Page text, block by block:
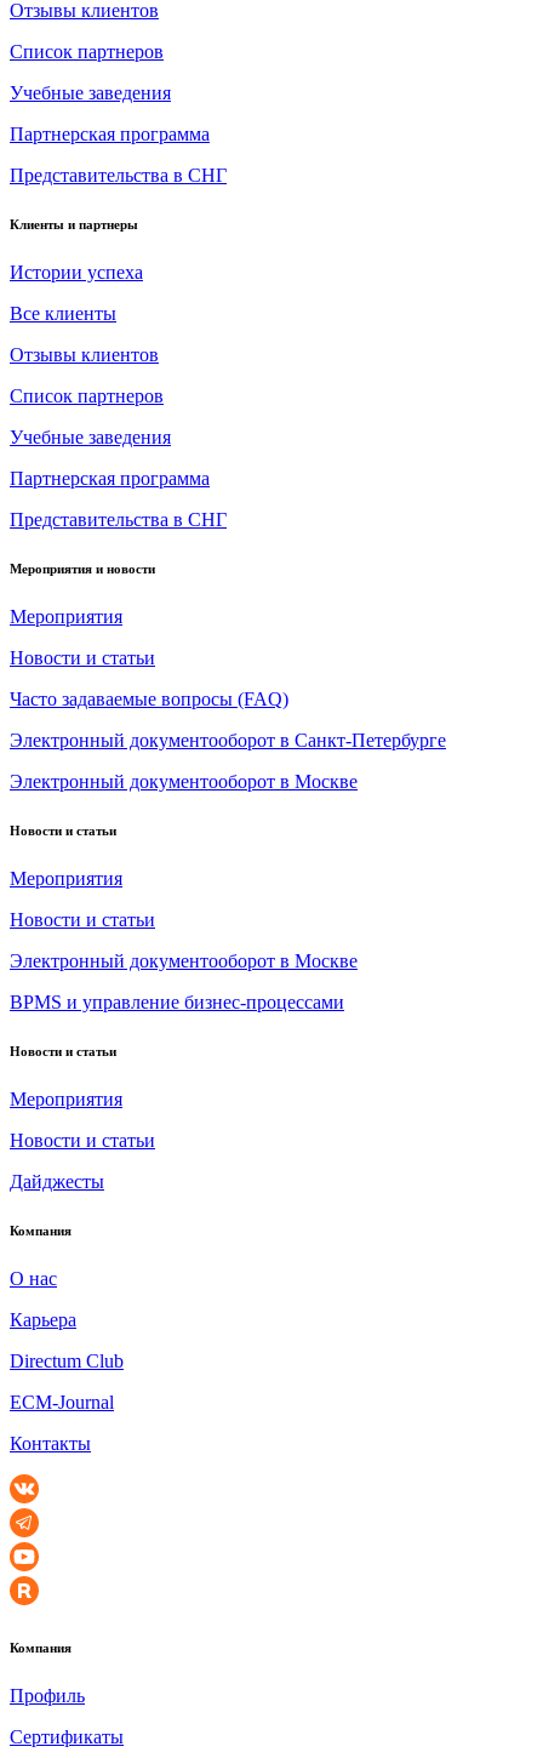
Отзывы клиентов
Список партнеров
Учебные заведения
Партнерская программа
Представительства в СНГ
Клиенты и партнеры
Истории успеха
Все клиенты
Отзывы клиентов
Список партнеров
Учебные заведения
Партнерская программа
Представительства в СНГ
Мероприятия и новости
Мероприятия
Новости и статьи
Часто задаваемые вопросы (FAQ)
Электронный документооборот в Санкт-Петербурге
Электронный документооборот в Москве
Новости и статьи
Мероприятия
Новости и статьи
Электронный документооборот в Москве
BPMS и управление бизнес-процессами
Новости и статьи
Мероприятия
Новости и статьи
Дайджесты
Компания
О нас
Карьера
Directum Club
ECM-Journal
Контакты
Компания
Профиль
Сертификаты